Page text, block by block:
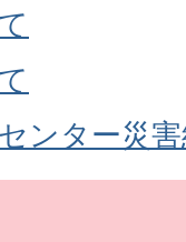
ンター災